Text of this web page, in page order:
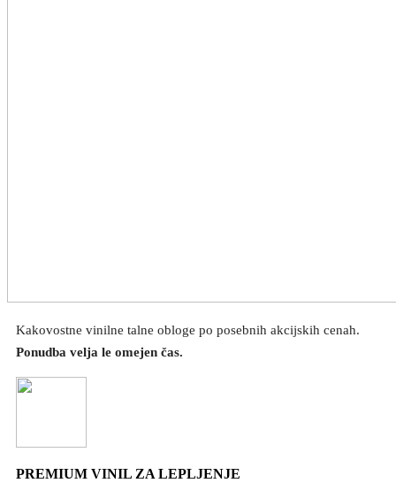
Kakovostne vinilne talne obloge po posebnih akcijskih cenah.
Ponudba velja le omejen čas.
PREMIUM VINIL ZA LEPLJENJE